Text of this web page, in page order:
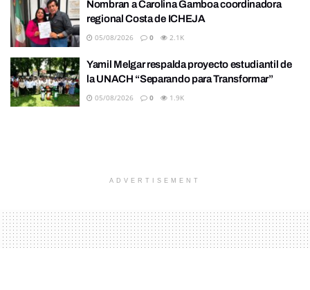
Nombran a Carolina Gamboa coordinadora
regional Costa de ICHEJA
05/08/2026 0 2.1K
Yamil Melgar respalda proyecto estudiantil de
la UNACH “Separando para Transformar”
05/08/2026 0 1.9K
ADVERTISEMENT